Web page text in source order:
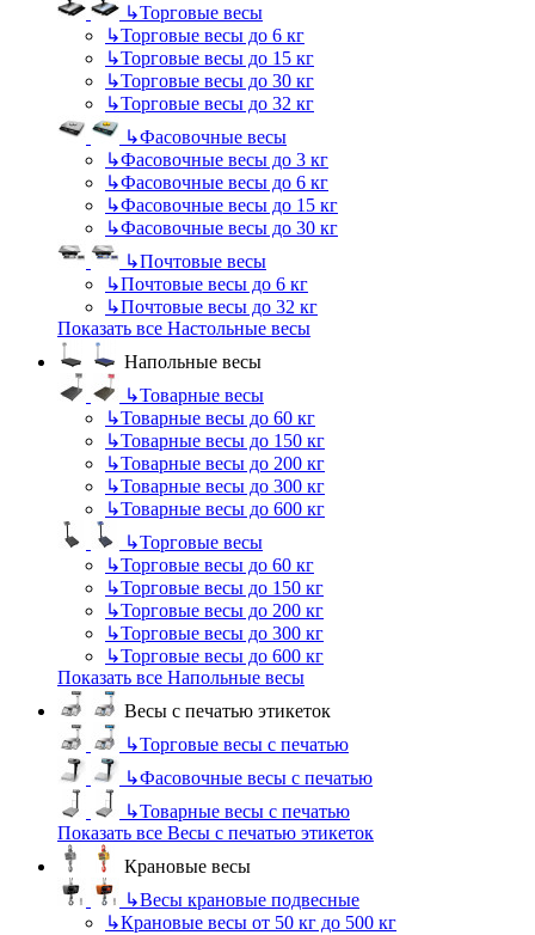
↳Торговые весы
↳Торговые весы до 6 кг
↳Торговые весы до 15 кг
↳Торговые весы до 30 кг
↳Торговые весы до 32 кг
↳Фасовочные весы
↳Фасовочные весы до 3 кг
↳Фасовочные весы до 6 кг
↳Фасовочные весы до 15 кг
↳Фасовочные весы до 30 кг
↳Почтовые весы
↳Почтовые весы до 6 кг
↳Почтовые весы до 32 кг
Показать все Настольные весы
Напольные весы
↳Товарные весы
↳Товарные весы до 60 кг
↳Товарные весы до 150 кг
↳Товарные весы до 200 кг
↳Товарные весы до 300 кг
↳Товарные весы до 600 кг
↳Торговые весы
↳Торговые весы до 60 кг
↳Торговые весы до 150 кг
↳Торговые весы до 200 кг
↳Торговые весы до 300 кг
↳Торговые весы до 600 кг
Показать все Напольные весы
Весы с печатью этикеток
↳Торговые весы с печатью
↳Фасовочные весы с печатью
↳Товарные весы с печатью
Показать все Весы с печатью этикеток
Крановые весы
↳Весы крановые подвесные
↳Крановые весы от 50 кг до 500 кг